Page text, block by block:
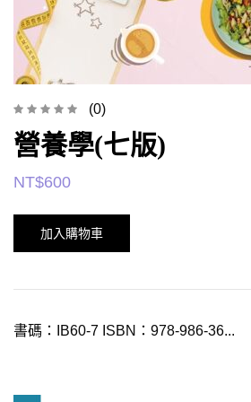
(0)
營養學(七版)
NT$600
加入購物車
書碼：IB60-7 ISBN：978-986-36...